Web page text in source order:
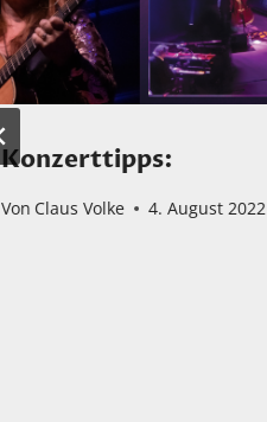
Konzerttipps:
Von Claus Volke 4. August 2022